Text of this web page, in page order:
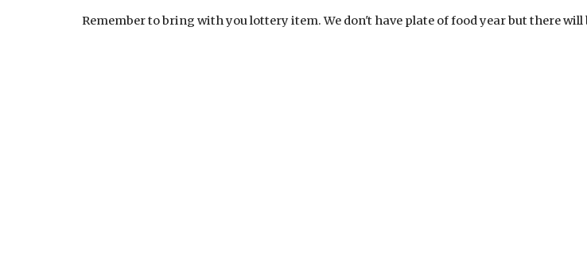
Remember to bring with you lottery item. We don't have plate of food year but there